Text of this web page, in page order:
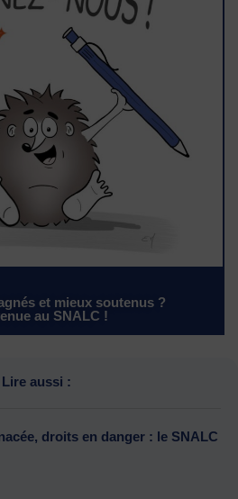
et mieux soutenus ?
au SNALC !
Lire aussi :
droits en danger : le SNALC